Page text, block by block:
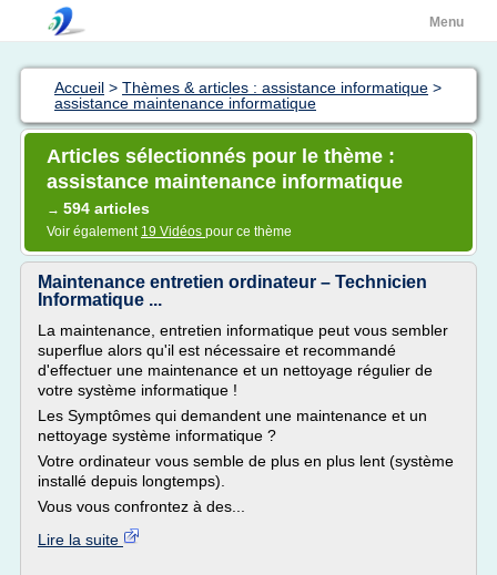
Menu
Accueil > Thèmes & articles : assistance informatique >
assistance maintenance informatique
Articles sélectionnés pour le thème :
assistance maintenance informatique
→ 594 articles
Voir également 19 Vidéos pour ce thème
Maintenance entretien ordinateur – Technicien
Informatique ...
La maintenance, entretien informatique peut vous sembler
superflue alors qu'il est nécessaire et recommandé
d'effectuer une maintenance et un nettoyage régulier de
votre système informatique !
Les Symptômes qui demandent une maintenance et un
nettoyage système informatique ?
Votre ordinateur vous semble de plus en plus lent (système
installé depuis longtemps).
Vous vous confrontez à des...
Lire la suite